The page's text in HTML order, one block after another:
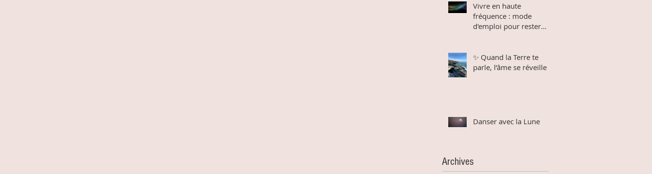
Vivre en haute
fréquence : mode
d'emploi pour rester
✨ Quand la Terre te
parle, l’âme se réveille
Danser avec la Lune
Archives